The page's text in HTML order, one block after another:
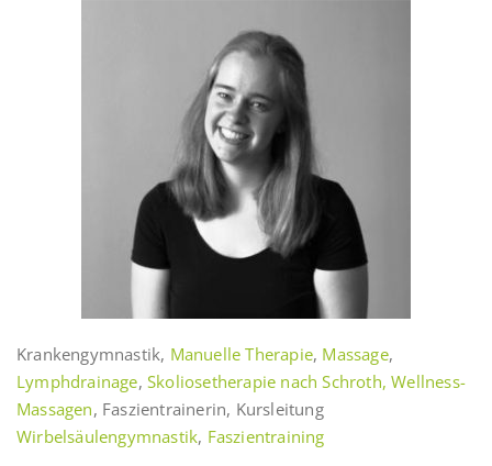
Krankengymnastik, Manuelle Therapie, Massage,
Lymphdrainage,Skoliosetherapie nach Schroth,Wellness-
Massagen, Faszientrainerin, Kursleitung
Wirbelsäulengymnastik, Faszientraining